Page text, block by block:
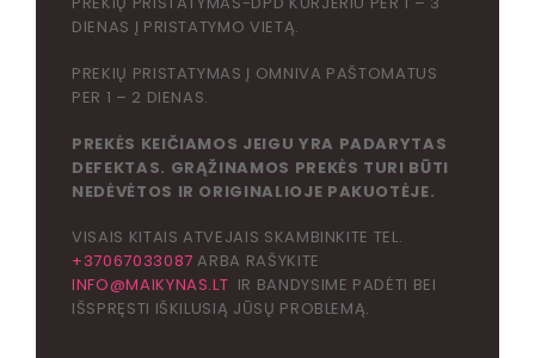
DIENAS Į PRISTATYMO VIETĄ.
PREKIŲ PRISTATYMAS Į OMNIVA PAŠTOMATUS
PER 1 – 2 DIENAS.
PREKĖS KEIČIAMOS JEIGU YRA PADARYTAS
DEFEKTAS. GRĄŽINAMOS PREKĖS TURI BŪTI
NEDĖVĖTOS IR ORIGINALIOJE PAKUOTĖJE.
VISAIS KITAIS ATVEJAIS SKAMBINKITE TEL.
+37067033087 ARBA RAŠYKITE
INFO@MAIKYNAS.LT IR BANDYSIME PADĖTI BEI
IŠSPRĘSTI IŠKILUSIĄ JŪSŲ PROBLEMĄ.